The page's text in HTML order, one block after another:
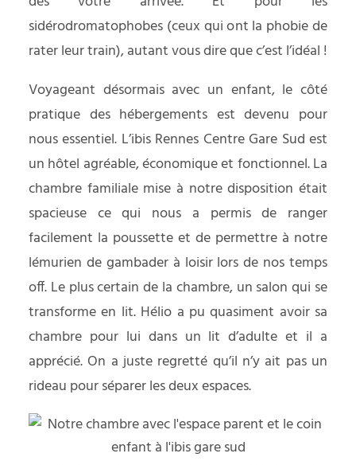
sidérodromatophobes (ceux qui ont la phobie de
rater leur train), autant vous dire que c’est l’idéal !
Voyageant désormais avec un enfant, le côté
pratique des hébergements est devenu pour
nous essentiel. L’ibis Rennes Centre Gare Sud est
un hôtel agréable, économique et fonctionnel. La
chambre familiale mise à notre disposition était
spacieuse ce qui nous a permis de ranger
facilement la poussette et de permettre à notre
lémurien de gambader à loisir lors de nos temps
off. Le plus certain de la chambre, un salon qui se
transforme en lit. Hélio a pu quasiment avoir sa
chambre pour lui dans un lit d’adulte et il a
apprécié. On a juste regretté qu’il n’y ait pas un
rideau pour séparer les deux espaces.